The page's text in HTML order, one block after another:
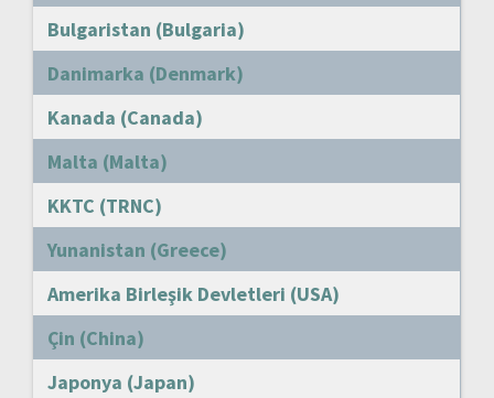
Bulgaristan (Bulgaria)
Danimarka (Denmark)
Kanada (Canada)
Malta (Malta)
KKTC (TRNC)
Yunanistan (Greece)
Amerika Birleşik Devletleri (USA)
Çin (China)
Japonya (Japan)